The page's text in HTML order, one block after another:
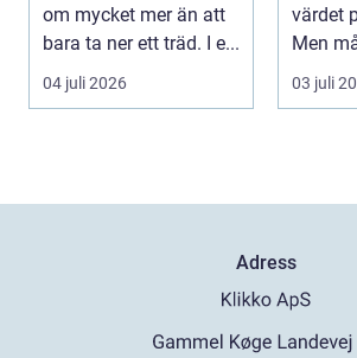
om mycket mer än att
bara ta ner ett träd. I e...
04 juli 2026
värdet
Men
att
03 juli
Adress